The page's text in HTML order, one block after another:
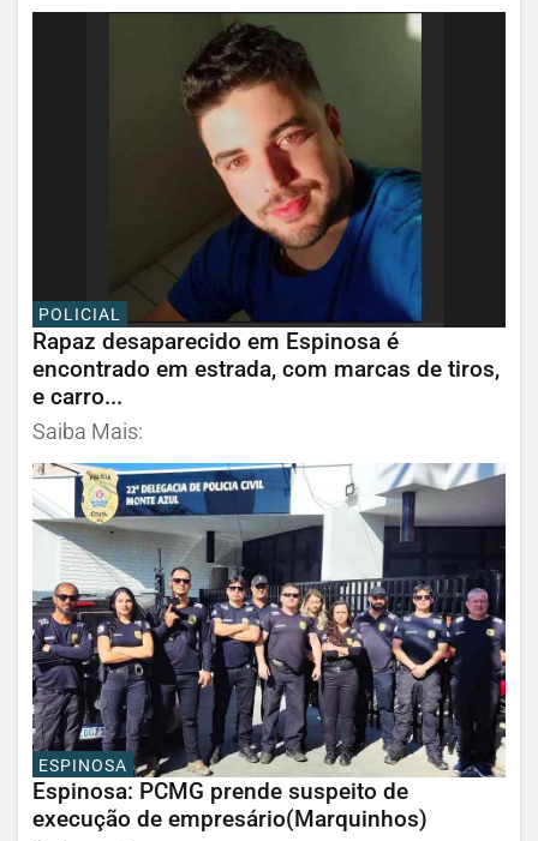
POLICIAL
Rapaz desaparecido em Espinosa é
encontrado em estrada, com marcas de tiros,
e carro...
Saiba Mais:
ESPINOSA
Espinosa: PCMG prende suspeito de
execução de empresário(Marquinhos)